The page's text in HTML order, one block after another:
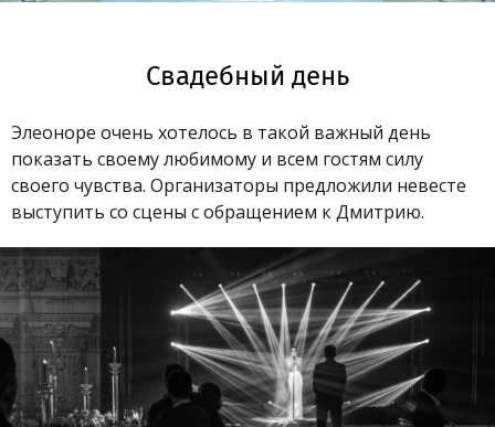
Свадебный день
Элеоноре очень хотелось в такой важный день
показать своему любимому и всем гостям силу
своего чувства. Организаторы предложили невесте
выступить со сцены с обращением к Дмитрию.